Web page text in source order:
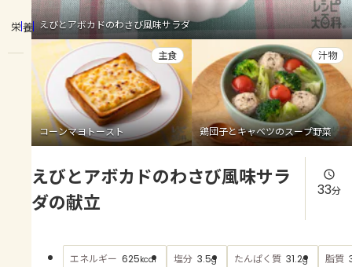
レシピ
トーク
よくあるお問い合わせ
お買い物
AJINOMOTO PARK とは
栄養 えびとアボカドのわさび風味サラダ
コーンマヨトースト
主食
鶏団子とキャベツのスープ野菜
汁物
えびとアボカドのわさび風味サラ
ダの献立
33分
エネルギー 625kcal 塩分 3.5g たんぱく質 31.2g 脂質